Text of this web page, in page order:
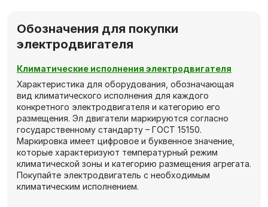
Обозначения для покупки
электродвигателя
Климатические исполнения электродвигателя
Характеристика для оборудования, обозначающая
вид климатического исполнения для каждого
конкретного электродвигателя и категорию его
размещения. Эл двигатели маркируются согласно
государственному стандарту – ГОСТ 15150.
Маркировка имеет цифровое и буквенное значение,
которые характеризуют температурный режим
климатической зоны и категорию размещения агрегата.
Покупайте электродвигатель с необходимым
климатическим исполнением.